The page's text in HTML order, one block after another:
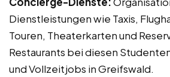
Dienstleistungen wie Taxis,
Touren, Theaterkarten und
Restaurants bei diesen
und Vollzeitjobs in Greifswald.